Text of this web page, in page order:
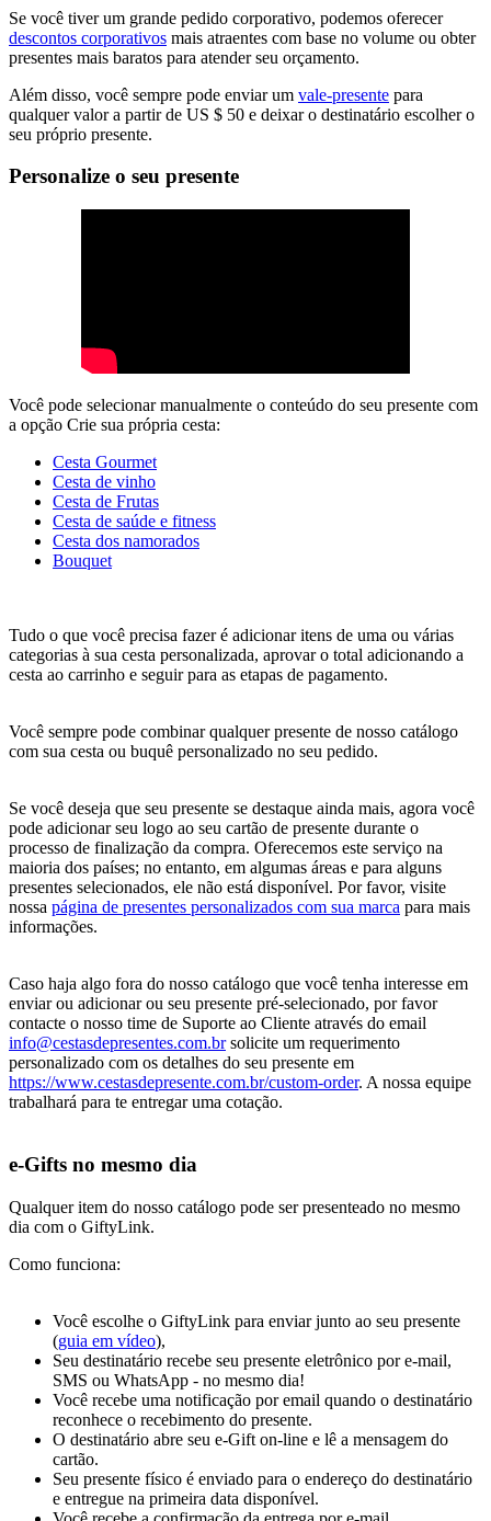
Se você tiver um grande pedido corporativo, podemos oferecer
descontos corporativos mais atraentes com base no volume ou obter
presentes mais baratos para atender seu orçamento.
Além disso, você sempre pode enviar um vale-presente para
qualquer valor a partir de US $ 50 e deixar o destinatário escolher o
seu próprio presente.
Personalize o seu presente
Você pode selecionar manualmente o conteúdo do seu presente com
a opção Crie sua própria cesta:
Cesta Gourmet
Cesta de vinho
Cesta de Frutas
Cesta de saúde e fitness
Cesta dos namorados
Bouquet
Tudo o que você precisa fazer é adicionar itens de uma ou várias
categorias à sua cesta personalizada, aprovar o total adicionando a
cesta ao carrinho e seguir para as etapas de pagamento.
Você sempre pode combinar qualquer presente de nosso catálogo
com sua cesta ou buquê personalizado no seu pedido.
Se você deseja que seu presente se destaque ainda mais, agora você
pode adicionar seu logo ao seu cartão de presente durante o
processo de finalização da compra. Oferecemos este serviço na
maioria dos países; no entanto, em algumas áreas e para alguns
presentes selecionados, ele não está disponível. Por favor, visite
nossa página de presentes personalizados com sua marca para mais
informações.
Caso haja algo fora do nosso catálogo que você tenha interesse em
enviar ou adicionar ou seu presente pré-selecionado, por favor
contacte o nosso time de Suporte ao Cliente através do email
info@cestasdepresentes.com.brsolicite um requerimento
personalizado com os detalhes do seu presente em
https://www.cestasdepresente.com.br/custom-order. A nossa equipe
trabalhará para te entregar uma cotação.
e-Gifts no mesmo dia
Qualquer item do nosso catálogo pode ser presenteado no mesmo
dia com o GiftyLink.
Como funciona:
Você escolhe o GiftyLink para enviar junto ao seu presente
(guia em vídeo),
Seu destinatário recebe seu presente eletrônico por e-mail,
SMS ou WhatsApp - no mesmo dia!
Você recebe uma notificação por email quando o destinatário
reconhece o recebimento do presente.
O destinatário abre seu e-Gift on-line e lê a mensagem do
cartão.
Seu presente físico é enviado para o endereço do destinatário
e entregue na primeira data disponível.